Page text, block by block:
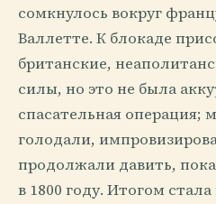
сомкнулось вокруг
Валлетте. К блокаде
британские,
силы, но это не была
спасательная операция;
голодали,
продолжали давить,
в 1800 году. Итогом